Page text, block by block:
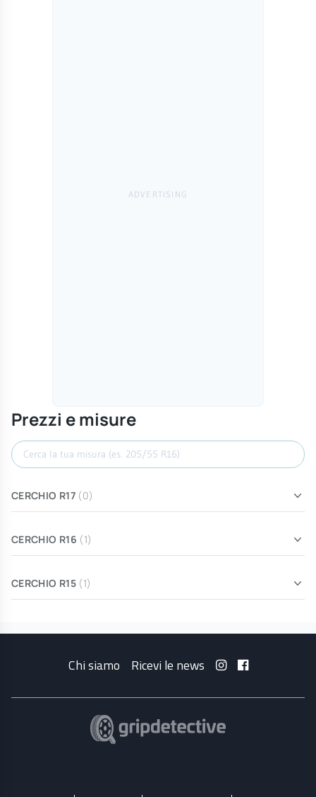
Prezzi e misure
Cerca misura
CERCHIO R17 (0)
CERCHIO R16 (1)
CERCHIO R15 (1)
Chi siamo Ricevi le news